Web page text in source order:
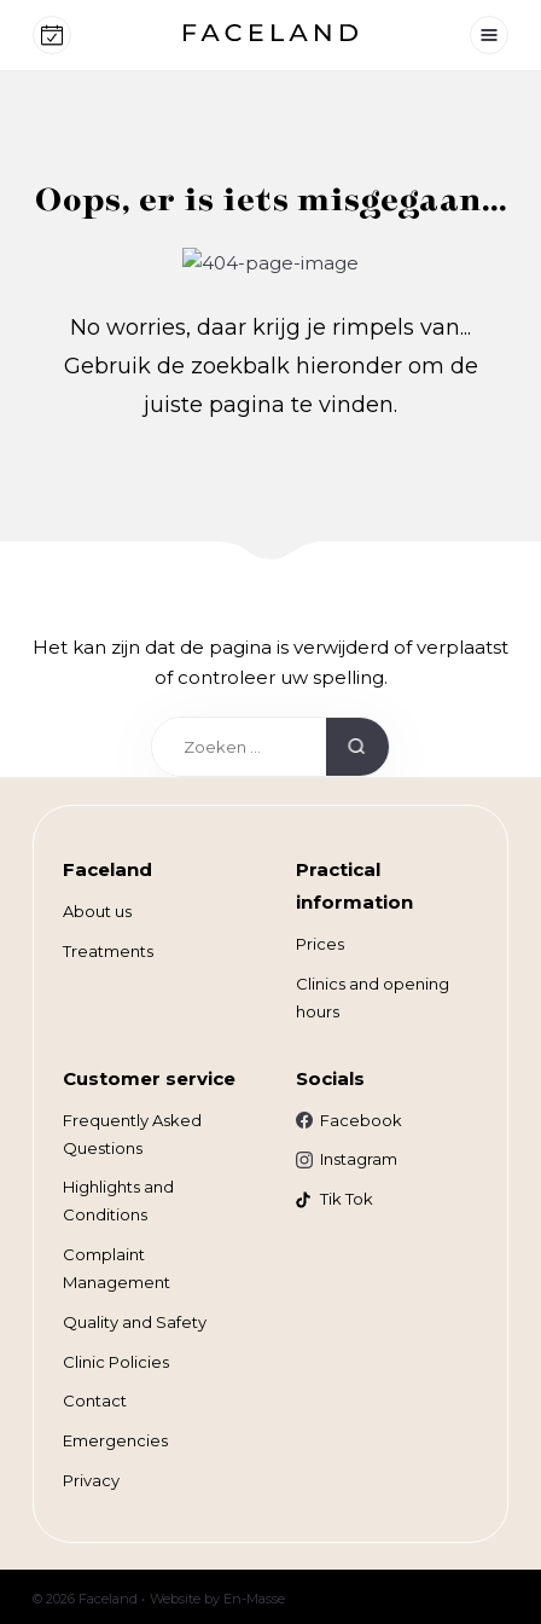
Oops, er is iets misgegaan...
No worries, daar krijg je rimpels van...
Gebruik de zoekbalk hieronder om de
juiste pagina te vinden.
Het kan zijn dat de pagina is verwijderd of verplaatst
of controleer uw spelling.
Faceland
About us
Treatments
Practical
information
Prices
Clinics and opening
hours
Customer service
Frequently Asked
Questions
Highlights and
Conditions
Complaint
Management
Quality and Safety
Clinic Policies
Contact
Emergencies
Privacy
Socials
Facebook
Instagram
Tik Tok
© 2026 Faceland • Website by En-Masse